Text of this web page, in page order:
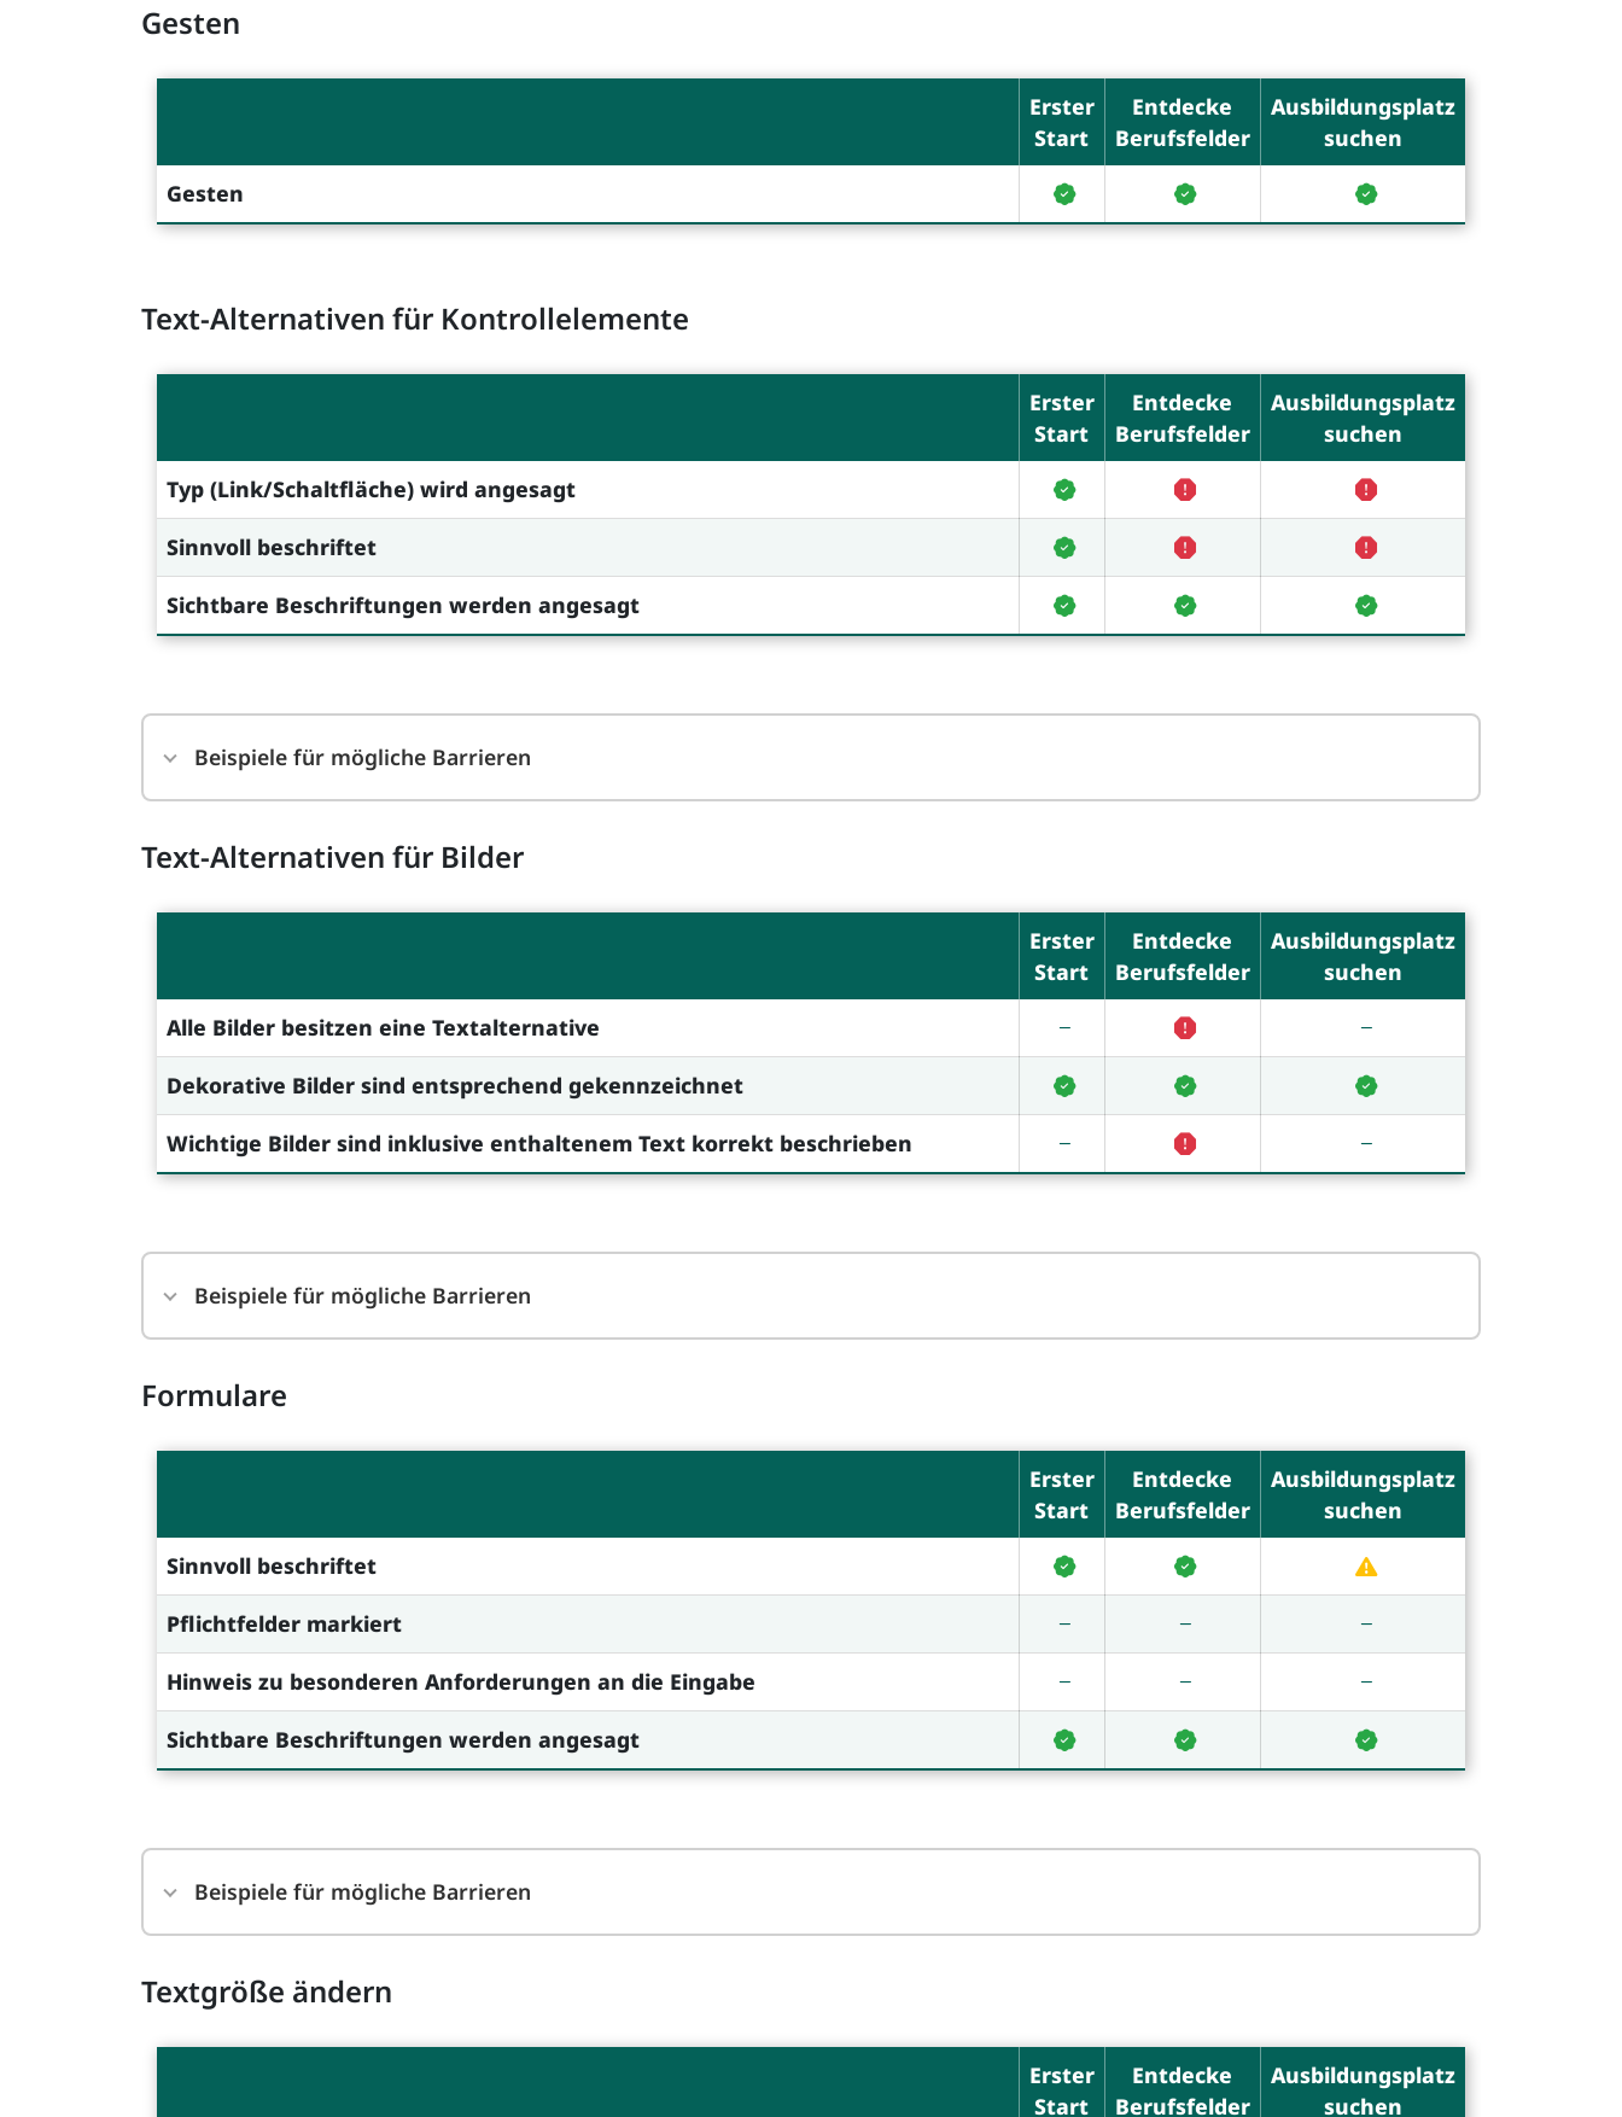
Gesten
Erster
Start
Entdecke
Berufsfelder
Ausbildungsplatz
suchen
Gesten
Text-Alternativen für Kontrollelemente
Erster
Start
Entdecke
Berufsfelder
Ausbildungsplatz
suchen
Typ (Link/Schaltfläche) wird angesagt
Sinnvoll beschriftet
Sichtbare Beschriftungen werden angesagt
Beispiele für mögliche Barrieren
Text-Alternativen für Bilder
Erster
Start
Entdecke
Berufsfelder
Ausbildungsplatz
suchen
Alle Bilder besitzen eine Textalternative
Dekorative Bilder sind entsprechend gekennzeichnet
Wichtige Bilder sind inklusive enthaltenem Text korrekt beschrieben
Beispiele für mögliche Barrieren
Formulare
Erster
Start
Entdecke
Berufsfelder
Ausbildungsplatz
suchen
Sinnvoll beschriftet
Pflichtfelder markiert
Hinweis zu besonderen Anforderungen an die Eingabe
Sichtbare Beschriftungen werden angesagt
Beispiele für mögliche Barrieren
Textgröße ändern
Erster
Start
Entdecke
Berufsfelder
Ausbildungsplatz
suchen